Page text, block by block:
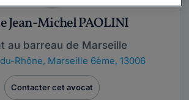
Jean-Michel PAOLINI
au barreau de Marseille
Rhône, Marseille 6ème, 13006
Contacter cet avocat